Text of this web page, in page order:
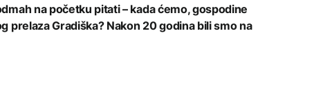
na početku pitati – kada ćemo, gospodine
prelaza Gradiška? Nakon 20 godina bili smo na